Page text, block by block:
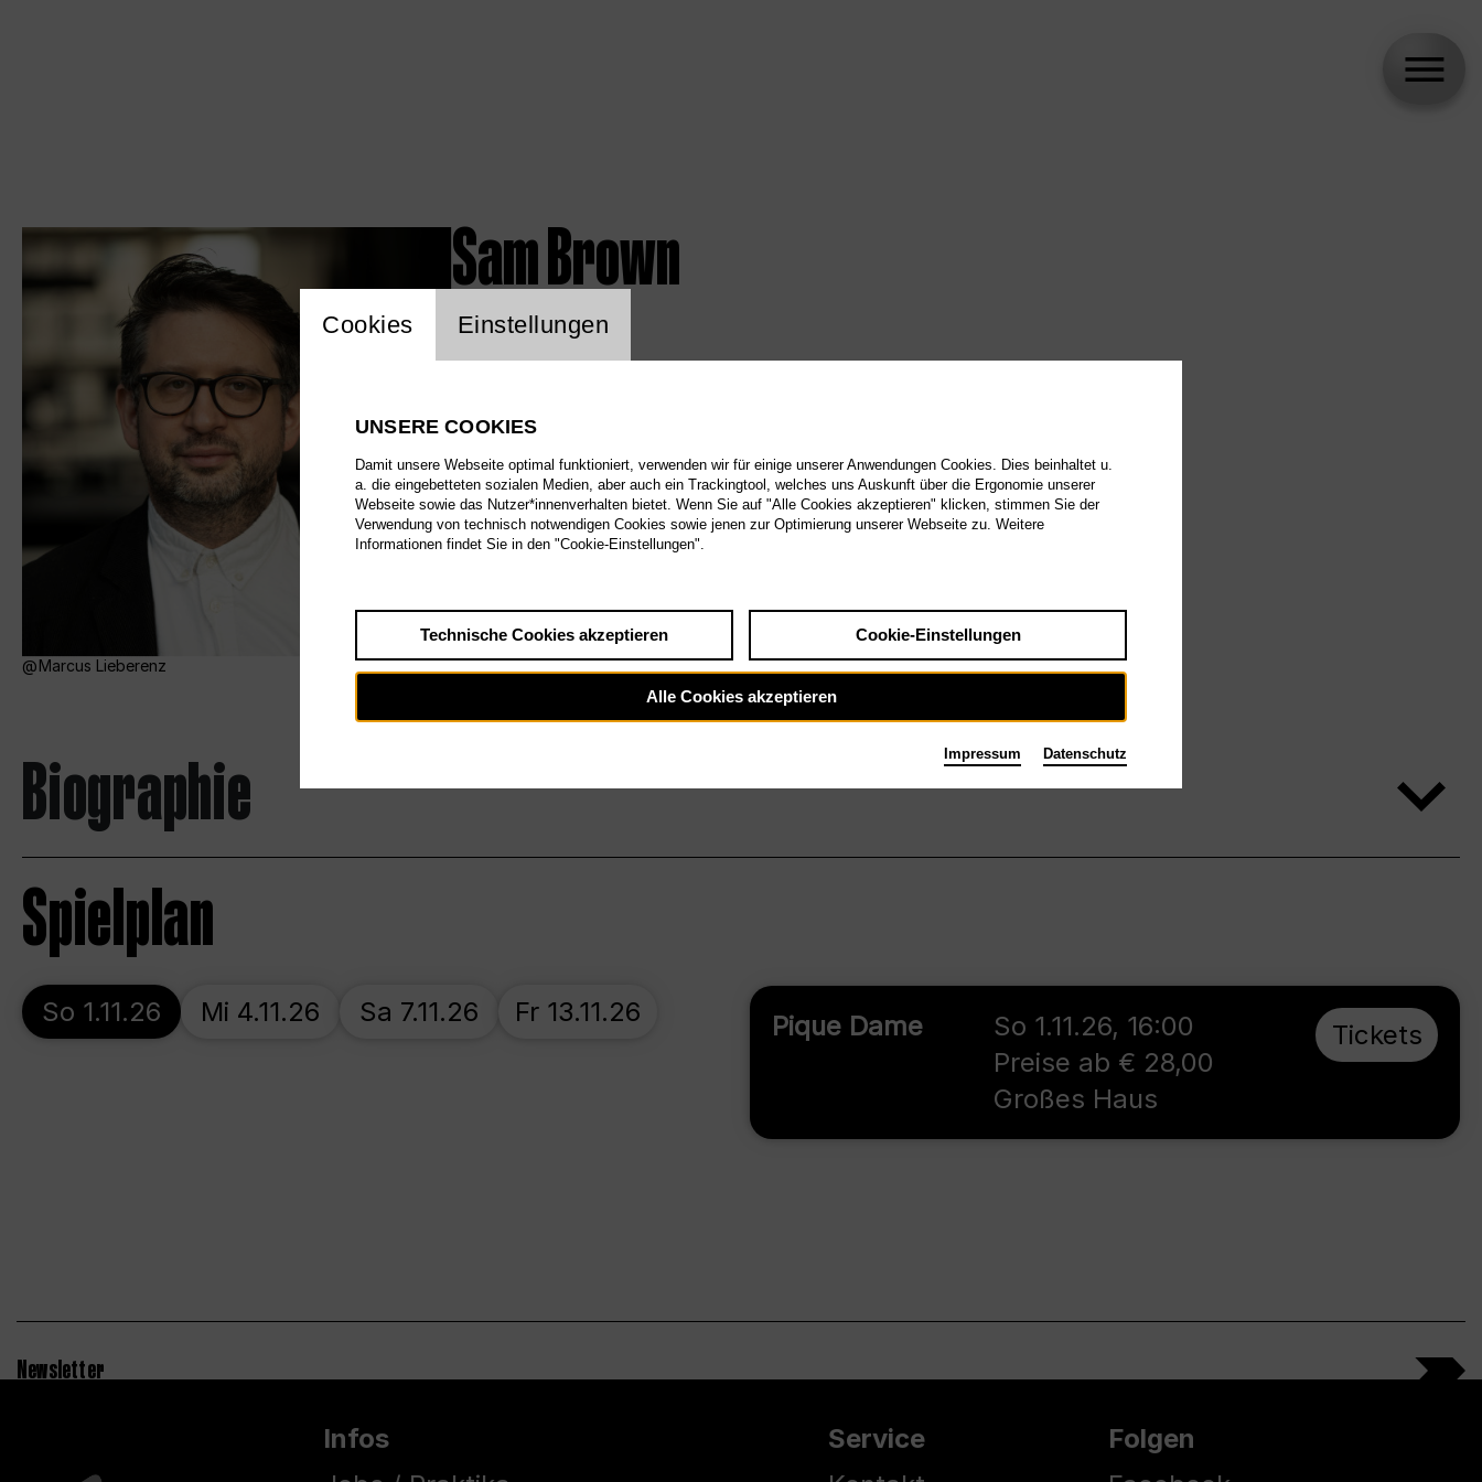
Marcus Lieberenz
Sam Brown
Biographie
Spielplan
Pique Dame So 1.11.26, 16:00
Preise ab € 28,00
Großes Haus
Tickets
So 1.11.26 Mi 4.11.26 Sa 7.11.26 Fr 13.11.26
Newsletter
Infos
Service
Folgen
Einstellung Website Cookie
Cookies Einstellungen
UNSERE COOKIES
Damit unsere Webseite optimal funktioniert, verwenden wir für einige unserer Anwendungen Cookies. Dies beinhaltet u.
a. die eingebetteten sozialen Medien, aber auch ein Trackingtool, welches uns Auskunft über die Ergonomie unserer
Webseite sowie das Nutzer*innenverhalten bietet. Wenn Sie auf "Alle Cookies akzeptieren" klicken, stimmen Sie der
Verwendung von technisch notwendigen Cookies sowie jenen zur Optimierung unserer Webseite zu. Weitere
Informationen findet Sie in den "Cookie-Einstellungen".
Technische Cookies akzeptieren Cookie-Einstellungen
Alle Cookies akzeptieren
Impressum Datenschutz